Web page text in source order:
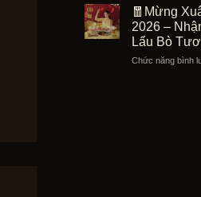
🧧Mừng
2026 –
Lẩu Bò
Chức năng bình